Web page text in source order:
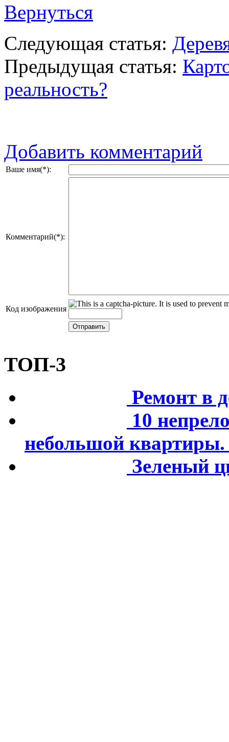
Вернуться
Следующая статья:
Предыдущая статья:
реальность?
Добавить комментарий
Ваше имя(*):
Комментарий(*):
Код изображения
ТОП-3
Ремонт в
10
небольшой
Зеленый